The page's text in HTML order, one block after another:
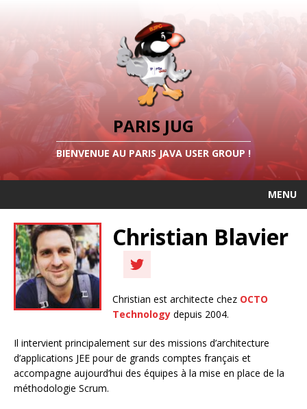
PARIS JUG
BIENVENUE AU PARIS JAVA USER GROUP !
MENU
Christian Blavier
Christian est architecte chez OCTO
Technology depuis 2004.
Il intervient principalement sur des missions d’architecture
d’applications JEE pour de grands comptes français et
accompagne aujourd’hui des équipes à la mise en place de la
méthodologie Scrum.